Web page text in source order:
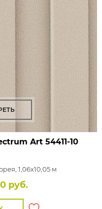
Art54411-10
1,06x10,05 м
руб.